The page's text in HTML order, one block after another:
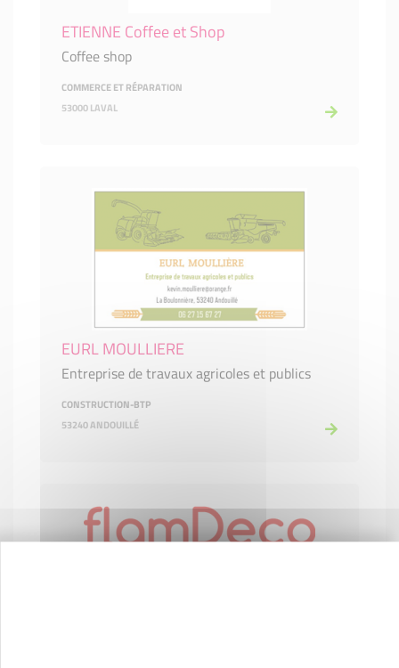
ETIENNE Coffee et Shop
Coffee shop
COMMERCE ET RÉPARATION
53000 LAVAL
EURL MOULLIERE
Entreprise de travaux agricoles et publics
CONSTRUCTION-BTP
53240 ANDOUILLÉ